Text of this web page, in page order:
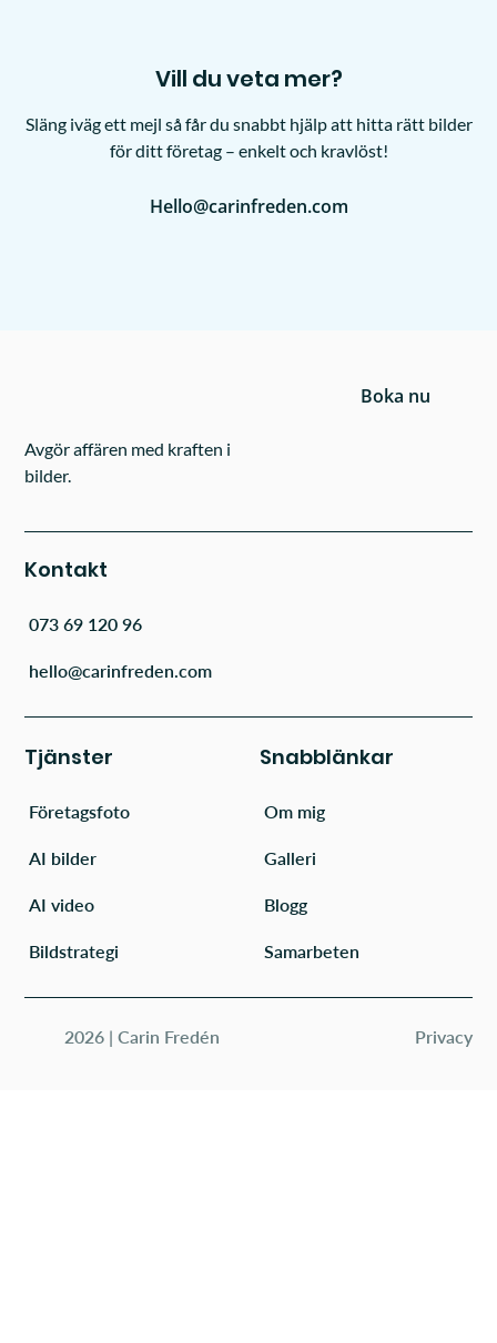
Vill du veta mer?
Släng iväg ett mejl så får du snabbt hjälp att hitta rätt bilder
för ditt företag – enkelt och kravlöst!
Hello@carinfreden.com
Snabblänkar
Om mig
Galleri
Blogg
Samarbeten
Tjänster
Företagsfoto
AI bilder
AI video
Bildstrategi
Kontakt
073 69 120 96
hello@carinfreden.com
Boka nu
Avgör affären med kraften i
bilder.
2026 | Carin Fredén Privacy